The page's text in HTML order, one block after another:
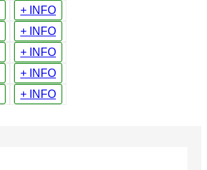
+ INFO
+ INFO
+ INFO
+ INFO
+ INFO